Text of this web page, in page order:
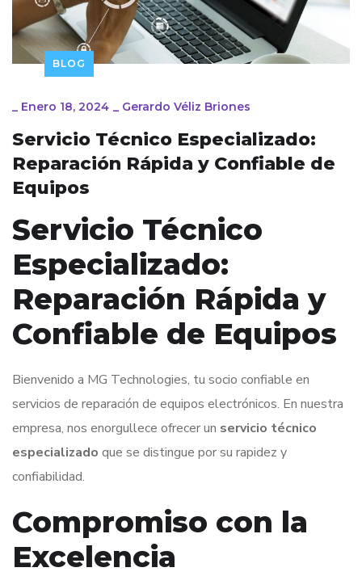
BLOG
_ Enero 18, 2024 _ Gerardo Véliz Briones
Servicio Técnico Especializado:
Reparación Rápida y Confiable de
Equipos
Servicio Técnico
Especializado:
Reparación Rápida y
Confiable de Equipos
Bienvenido a MG Technologies, tu socio confiable en
servicios de reparación de equipos electrónicos. En nuestra
empresa, nos enorgullece ofrecer un servicio técnico
especializado que se distingue por su rapidez y
confiabilidad.
Compromiso con la
Excelencia